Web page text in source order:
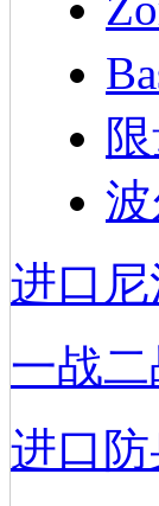
进口
一战
进口